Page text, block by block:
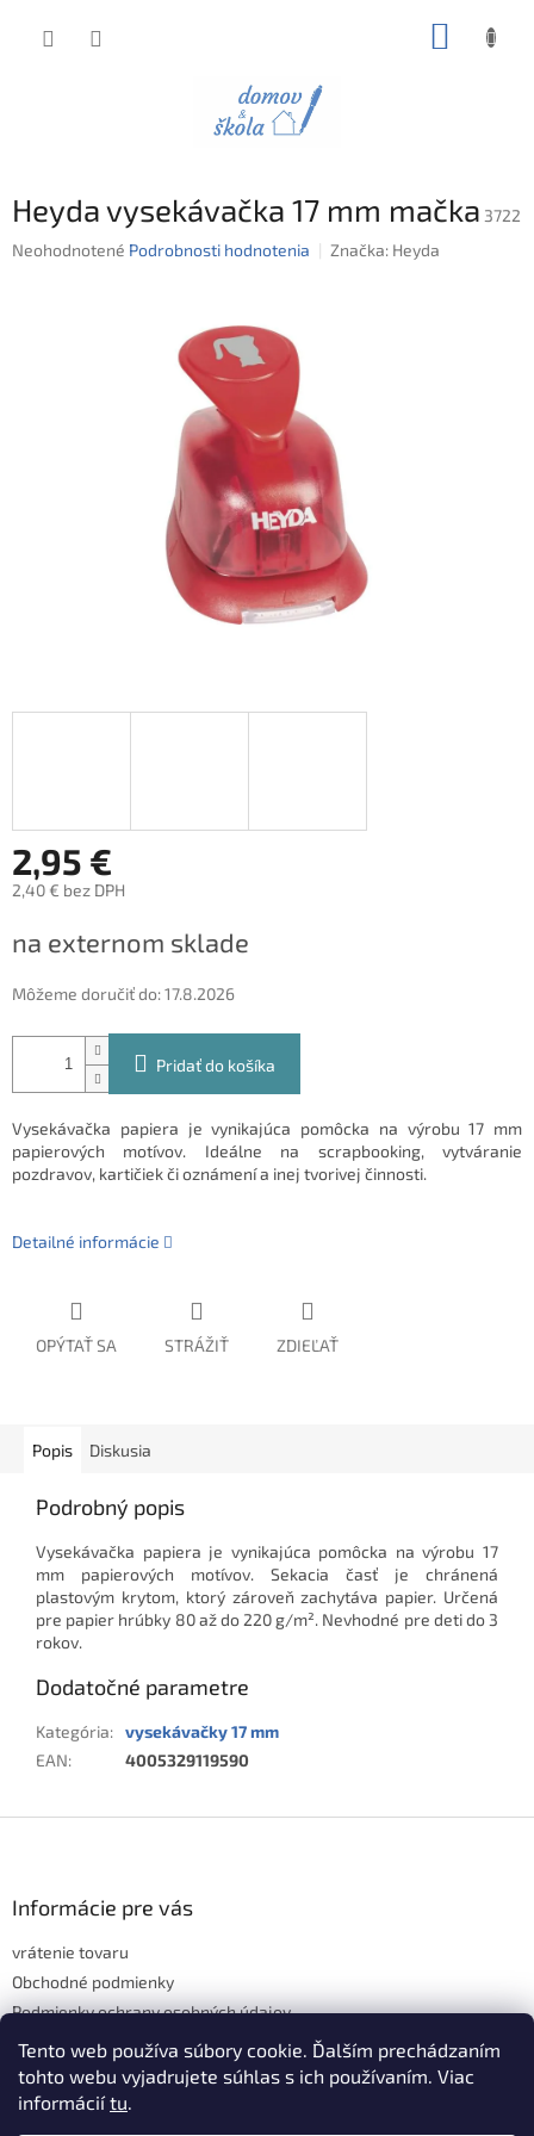
Tento web používa súbory cookie. Ďalším prechádzaním
tohto webu vyjadrujete súhlas s ich používaním. Viac
informáciítu.
Heyda vysekávačka 17 mm mačka 3722
Priemerné
Neohodnotené Podrobnosti hodnotenia Značka: Heyda
2,95 €
2,40 € bez DPH
cena:
na externom sklade
Môžeme doručiť do:17.8.2026
Pridať do košíka
Vysekávačka papiera je vynikajúca pomôcka na výrobu 17 mm
papierových motívov. Ideálne na scrapbooking, vytváranie
pozdravov, kartičiek či oznámení a inej tvorivej činnosti.
Detailné informácie
OPÝTAŤ SA STRÁŽIŤ ZDIEĽAŤ
Popis Diskusia
Podrobný popis
Vysekávačka papiera je vynikajúca pomôcka na výrobu 17
mm papierových motívov. Sekacia časť je chránená
plastovým krytom, ktorý zároveň zachytáva papier. Určená
pre papier hrúbky 80 až do 220 g/m². Nevhodné pre deti do 3
rokov.
Dodatočné parametre
Kategória: vysekávačky 17 mm
EAN: 4005329119590
Informácie pre vás
vrátenie tovaru
Obchodné podmienky
Podmienky ochrany osobných údajov
Hodnotenie obchodu